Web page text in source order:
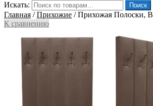
Искать: Поиск
Главная /Прихожие /Прихожая Полоски,
К сравнению